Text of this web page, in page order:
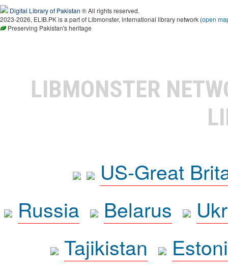
Digital Library of Pakistan ® All rights reserved.
2023-2026, ELIB.PK is a part of Libmonster, international library network (open
Preserving Pakistan's heritage
LIBMONSTER
US-Great
Russia
Belarus
Tajikistan